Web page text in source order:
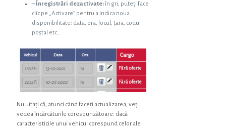
– Înregistrări dezactivate:în gri, puteți face
clic pe „Activare” pentru a indica noua
disponibilitate: data, ora, locul, țara, codul
poștal etc…
Nu uitați că, atunci când faceți actualizarea, veți
vedea încărcăturile corespunzătoare: dacă
caracteristicile unui vehicul corespund celor ale